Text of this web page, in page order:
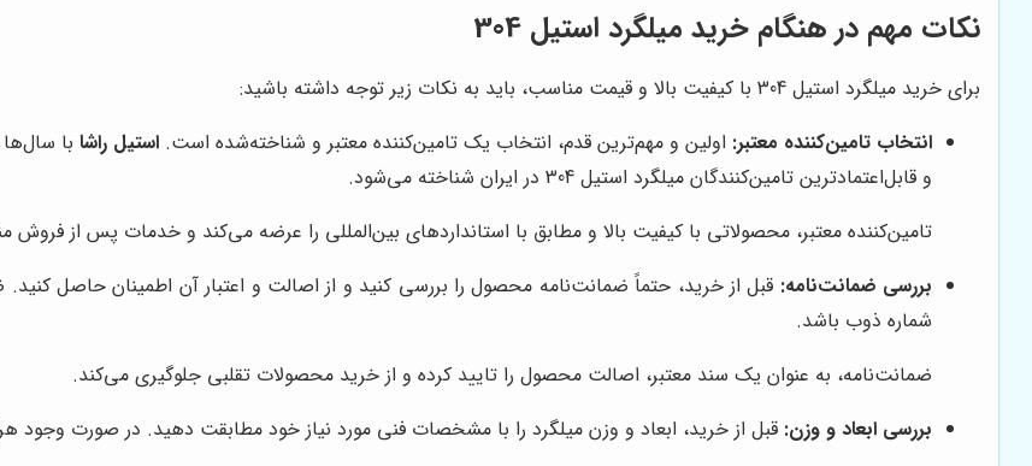
نکات مهم در هنگام خرید میلگرد استیل 304
برای خرید میلگرد استیل 304 با کیفیت بالا و قیمت مناسب، باید به نکات زیر توجه داشته باشید:
انتخاب تامین‌کننده معتبر: اولین و مهم‌ترین قدم، انتخاب یک تامین‌کننده معتبر و شناخته‌شده است. استیل راشا با
و قابل‌اعتمادترین تامین‌کنندگان میلگرد استیل 304 در ایران شناخته می‌شود.
تامین‌کننده معتبر، محصولاتی با کیفیت بالا و مطابق با استانداردهای بین‌المللی را عرضه می‌کند و خدمات پس از فروش
بررسی ضمانت‌نامه: قبل از خرید، حتماً ضمانت‌نامه محصول را بررسی کنید و از اصالت و اعتبار آن اطمینان حاصل کنید.
شماره ذوب باشد.
ضمانت‌نامه، به عنوان یک سند معتبر، اصالت محصول را تایید کرده و از خرید محصولات تقلبی جلوگیری می‌کند.
بررسی ابعاد و وزن: قبل از خرید، ابعاد و وزن میلگرد را با مشخصات فنی مورد نیاز خود مطابقت دهید. در صورت وجود